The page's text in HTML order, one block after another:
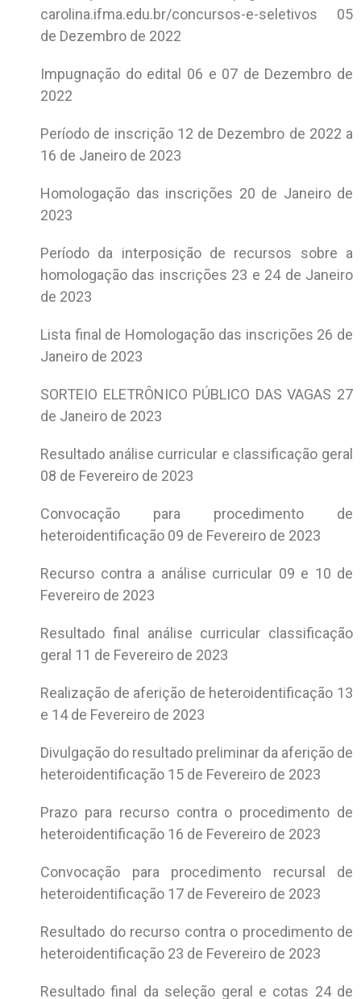
carolina.ifma.edu.br/concursos-e-seletivos 05
de Dezembro de 2022
Impugnação do edital 06 e 07 de Dezembro de
2022
Período de inscrição 12 de Dezembro de 2022 a
16 de Janeiro de 2023
Homologação das inscrições 20 de Janeiro de
2023
Período da interposição de recursos sobre a
homologação das inscrições 23 e 24 de Janeiro
de 2023
Lista final de Homologação das inscrições 26 de
Janeiro de 2023
SORTEIO ELETRÔNICO PÚBLICO DAS VAGAS 27
de Janeiro de 2023
Resultado análise curricular e classificação geral
08 de Fevereiro de 2023
Convocação para procedimento de
heteroidentificação 09 de Fevereiro de 2023
Recurso contra a análise curricular 09 e 10 de
Fevereiro de 2023
Resultado final análise curricular classificação
geral 11 de Fevereiro de 2023
Realização de aferição de heteroidentificação 13
e 14 de Fevereiro de 2023
Divulgação do resultado preliminar da aferição de
heteroidentificação 15 de Fevereiro de 2023
Prazo para recurso contra o procedimento de
heteroidentificação 16 de Fevereiro de 2023
Convocação para procedimento recursal de
heteroidentificação 17 de Fevereiro de 2023
Resultado do recurso contra o procedimento de
heteroidentificação 23 de Fevereiro de 2023
Resultado final da seleção geral e cotas 24 de